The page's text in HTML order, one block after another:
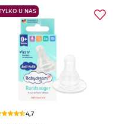
U NAS
4,7